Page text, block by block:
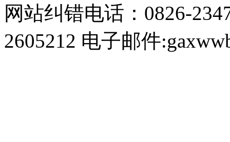
网站纠错电话：0826-
2605212 电子邮件